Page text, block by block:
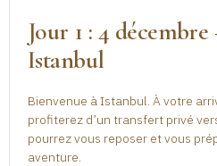
Jour 1 : 4
Istanbul
Bienvenue à Istanbul. À votre
profiterez d’un transfert privé
pourrez vous reposer et vous
aventure.